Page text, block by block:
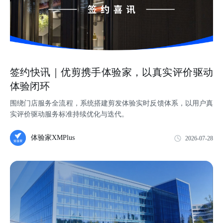
签约快讯｜优剪携手体验家，以真实评价驱动
体验闭环
围绕门店服务全流程，系统搭建剪发体验实时反馈体系，以用户真
实评价驱动服务标准持续优化与迭代。
体验家XMPlus 2026-07-28